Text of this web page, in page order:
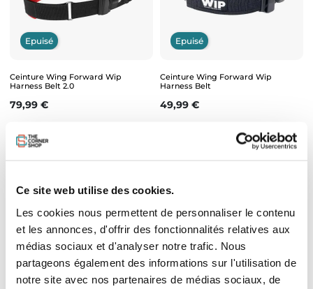
Ce site web utilise des cookies.
Les cookies nous permettent de personnaliser le contenu
et les annonces, d'offrir des fonctionnalités relatives aux
médias sociaux et d'analyser notre trafic. Nous
partageons également des informations sur l'utilisation de
notre site avec nos partenaires de médias sociaux, de
Epuisé
Ceinture Wing Forward Wip
Harness Belt 2.0
Prix
79,99 €
Epuisé
Ceinture Wing Forward Wip
Harness Belt
Prix
49,99 €
Epuisé Epuisé